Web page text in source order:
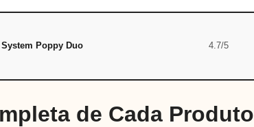
System Poppy Duo 4.7/5
de Cada Produto